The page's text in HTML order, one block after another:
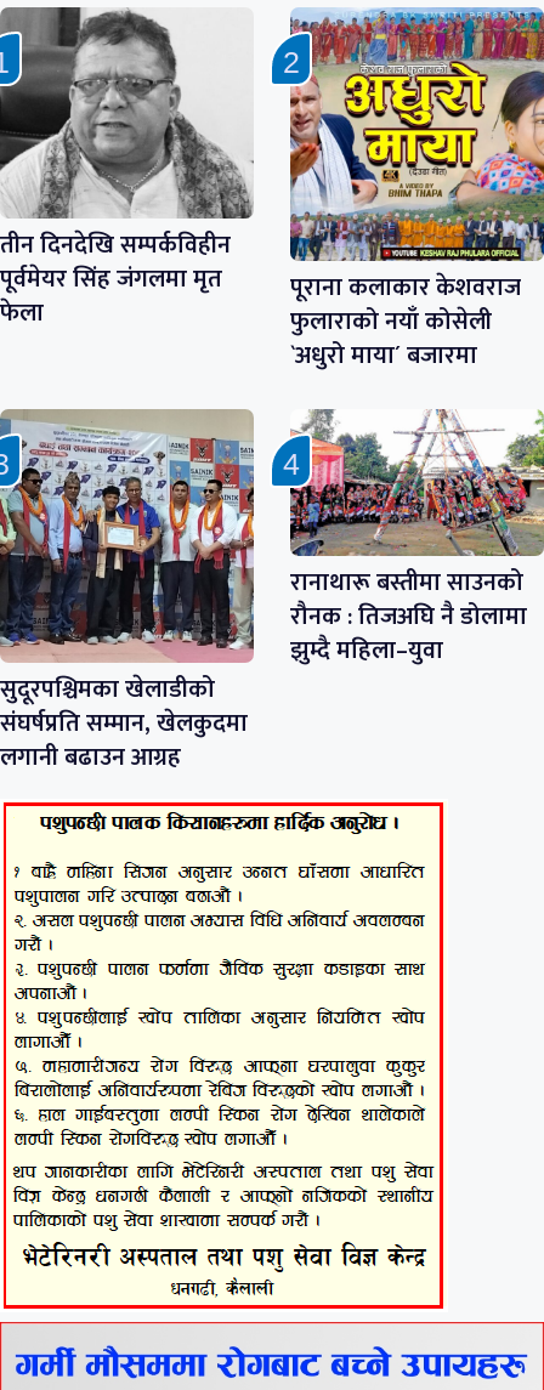
तीन दिनदेखि सम्पर्कविहीन
पूर्वमेयर सिंह जंगलमा मृत
फेला
पूराना कलाकार केशवराज
फुलाराको नयाँ कोसेली
`अधुरो माया´ बजारमा
सुदूरपश्चिमका खेलाडीको
संघर्षप्रति सम्मान, खेलकुदमा
लगानी बढाउन आग्रह
रानाथारू बस्तीमा साउनको
रौनक : तिजअघि नै डोलामा
झुम्दै महिला–युवा